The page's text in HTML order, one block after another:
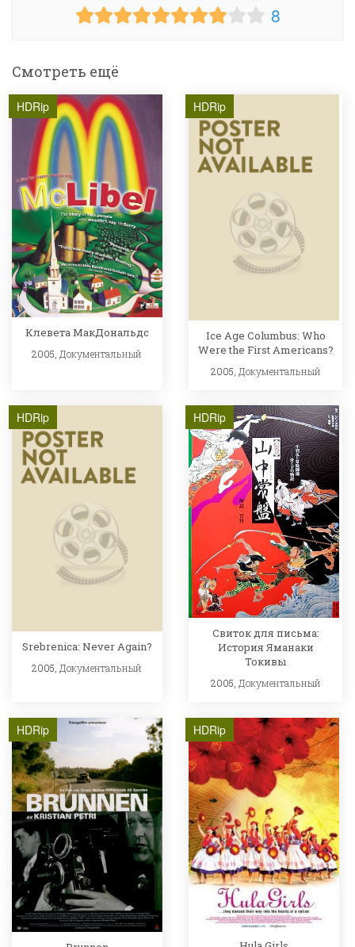
8
Смотреть ещё
HDRip
Клевета МакДональдс
2005,Документальный
HDRip
Ice Age Columbus: Who
Were the First Americans?
2005, Документальный
HDRip
Srebrenica: Never Again?
2005,Документальный
HDRip
Свиток для письма:
История Яманаки
Токивы
2005, Документальный
HDRip HDRip